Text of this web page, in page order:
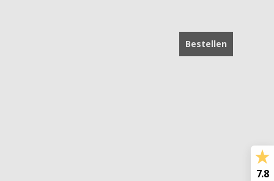
Bestellen
7.8